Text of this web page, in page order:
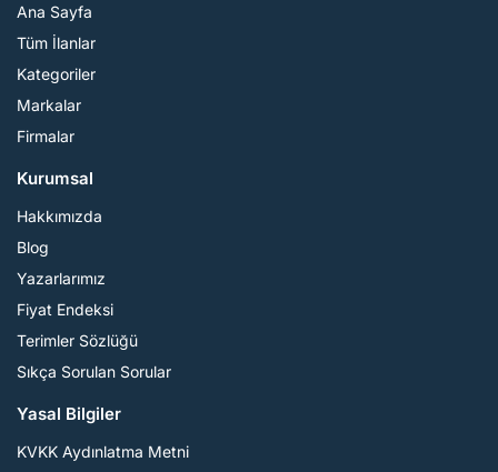
Ana Sayfa
Tüm İlanlar
Kategoriler
Markalar
Firmalar
Kurumsal
Hakkımızda
Blog
Yazarlarımız
Fiyat Endeksi
Terimler Sözlüğü
Sıkça Sorulan Sorular
Yasal Bilgiler
KVKK Aydınlatma Metni